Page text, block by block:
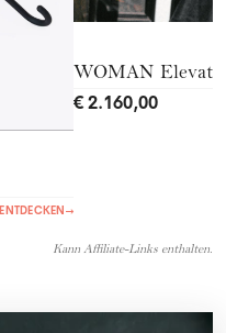
ENTDECKEN →
WOMAN Elevate
€ 2.160,00
Kann Affiliate-Links enthalten.